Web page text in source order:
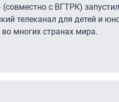
с ВГТРК)
телеканал для детей и
во многих странах мира.